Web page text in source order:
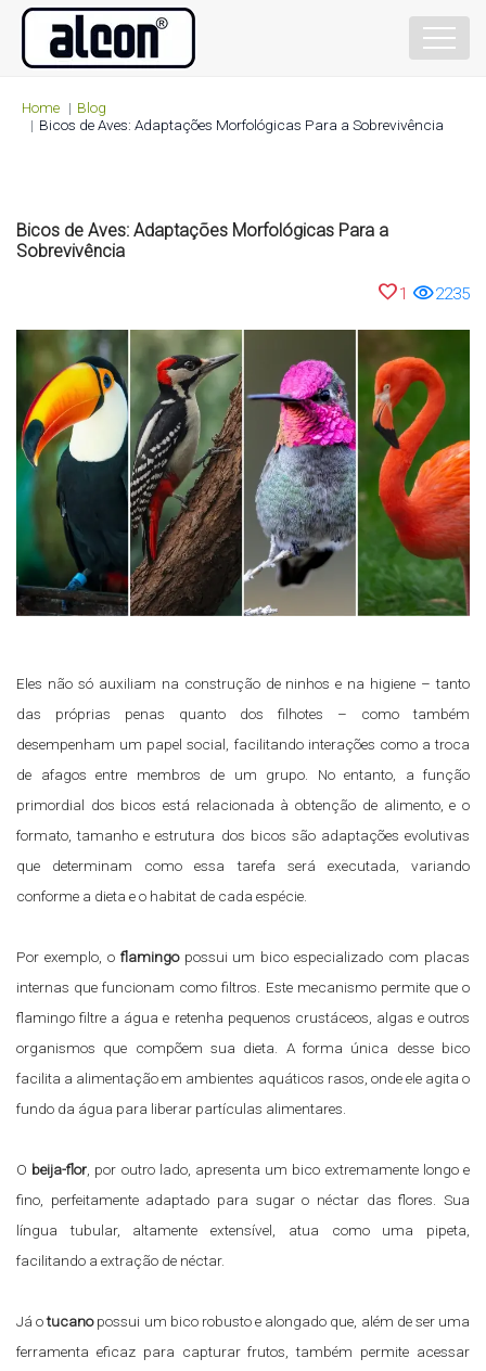
Home
Blog
Bicos de Aves: Adaptações Morfológicas Para a Sobrevivência
Bicos de Aves: Adaptações Morfológicas Para a
Sobrevivência
favorite1 visibility2235
Eles não só auxiliam na construção de ninhos e na higiene – tanto
das próprias penas quanto dos filhotes – como também
desempenham um papel social, facilitando interações como a troca
de afagos entre membros de um grupo. No entanto, a função
primordial dos bicos está relacionada à obtenção de alimento, e o
formato, tamanho e estrutura dos bicos são adaptações evolutivas
que determinam como essa tarefa será executada, variando
conforme a dieta e o habitat de cada espécie.
Por exemplo, o flamingopossui um bico especializado com placas
internas que funcionam como filtros. Este mecanismo permite que o
flamingo filtre a água e retenha pequenos crustáceos, algas e outros
organismos que compõem sua dieta. A forma única desse bico
facilita a alimentação em ambientes aquáticos rasos, onde ele agita o
fundo da água para liberar partículas alimentares.
O beija-flor , por outro lado, apresenta um bico extremamente longo e
fino, perfeitamente adaptado para sugar o néctar das flores. Sua
língua tubular, altamente extensível, atua como uma pipeta,
facilitando a extração de néctar.
Já otucanopossui um bico robusto e alongado que, além de ser uma
ferramenta eficaz para capturar frutos, também permite acessar